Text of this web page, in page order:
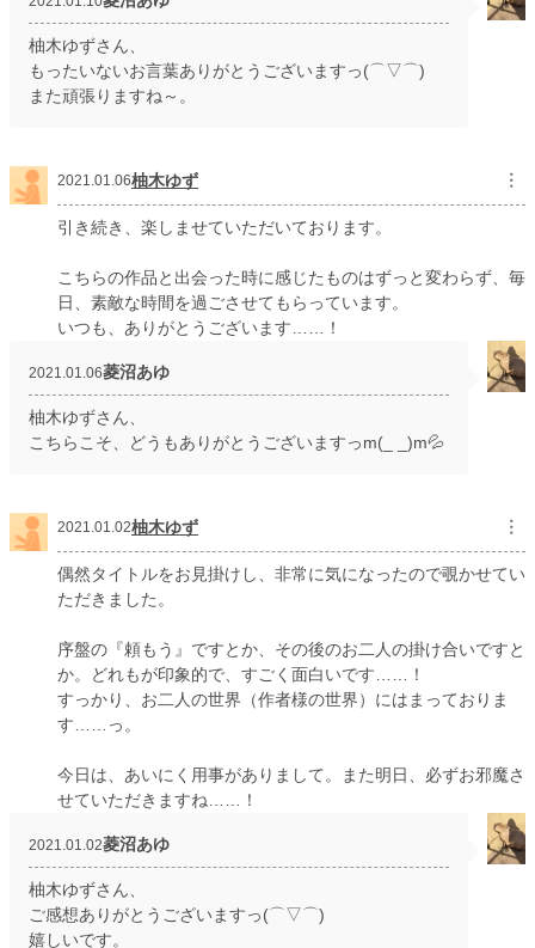
柚木ゆずさん、
もったいないお言葉ありがとうございますっ(⌒▽⌒)
また頑張りますね～。
2021.01.06柚木ゆず ︙
引き続き、楽しませていただいております。
こちらの作品と出会った時に感じたものはずっと変わらず、毎
日、素敵な時間を過ごさせてもらっています。
いつも、ありがとうございます……！
2021.01.06菱沼あゆ
柚木ゆずさん、
こちらこそ、どうもありがとうございますっm(_ _)m💦
2021.01.02柚木ゆず ︙
偶然タイトルをお見掛けし、非常に気になったので覗かせてい
ただきました。
序盤の『頼もう』ですとか、その後のお二人の掛け合いですと
か。どれもが印象的で、すごく面白いです……！
すっかり、お二人の世界（作者様の世界）にはまっておりま
す……っ。
今日は、あいにく用事がありまして。また明日、必ずお邪魔さ
せていただきますね……！
2021.01.02菱沼あゆ
柚木ゆずさん、
ご感想ありがとうございますっ(⌒▽⌒)
嬉しいです。